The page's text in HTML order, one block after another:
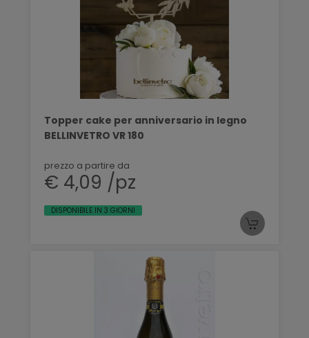
Topper cake per anniversario in legno
BELLINVETRO VR 180
prezzo a partire da
€ 4,09 /pz
DISPONIBILE IN 3 GIORNI